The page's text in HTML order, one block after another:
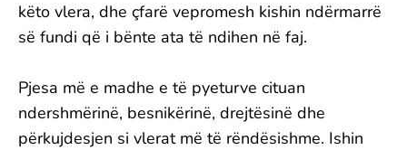
këto vlera, dhe çfarë vepromesh kishin ndërmarrë
së fundi që i bënte ata të ndihen në faj.
Pjesa më e madhe e të pyeturve cituan
ndershmërinë, besnikërinë, drejtësinë dhe
përkujdesjen si vlerat më të rëndësishme. Ishin